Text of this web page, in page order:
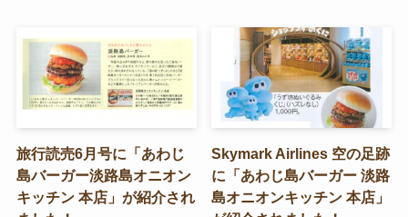
旅行読売6月号に「あわじ
島バーガー淡路島オニオン
キッチン 本店」が紹介され
Skymark Airlines 空の足跡
に「あわじ島バーガー 淡路
島オニオンキッチン 本店」